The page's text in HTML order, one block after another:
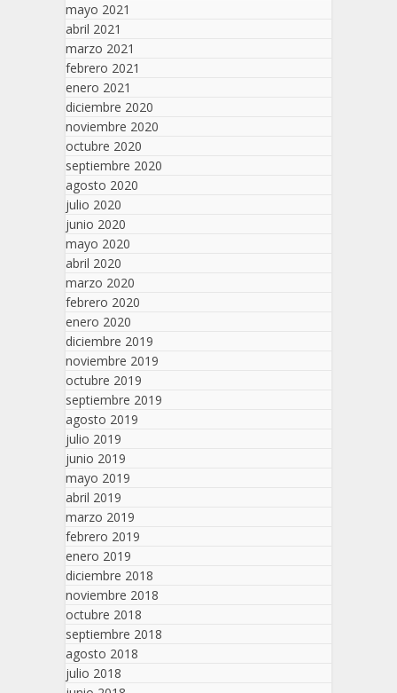
mayo 2021
abril 2021
marzo 2021
febrero 2021
enero 2021
diciembre 2020
noviembre 2020
octubre 2020
septiembre 2020
agosto 2020
julio 2020
junio 2020
mayo 2020
abril 2020
marzo 2020
febrero 2020
enero 2020
diciembre 2019
noviembre 2019
octubre 2019
septiembre 2019
agosto 2019
julio 2019
junio 2019
mayo 2019
abril 2019
marzo 2019
febrero 2019
enero 2019
diciembre 2018
noviembre 2018
octubre 2018
septiembre 2018
agosto 2018
julio 2018